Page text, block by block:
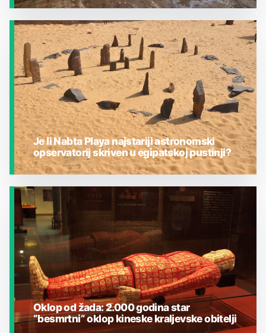
JESTE LI ZNALI?
JESTE LI ZNALI?
Je li Nabta Playa najstariji astronomski
opservatorij skriven u egipatskoj pustinji?
Oklop od žada: 2.000 godina star
“besmrtni” oklop kineske kraljevske obitelji